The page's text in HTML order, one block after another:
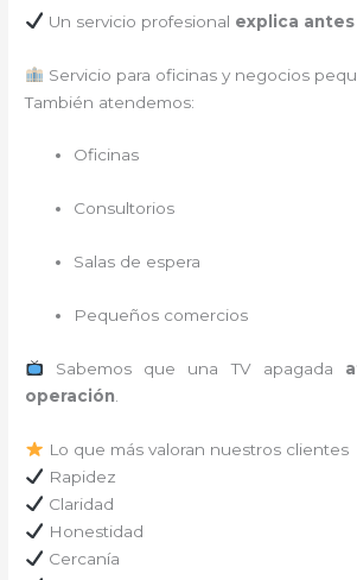
Un servicio profesional explica
Servicio para oficinas y negocios
También atendemos:
Oficinas
Consultorios
Salas de espera
Pequeños comercios
Sabemos que una TV apagada
operación
Lo que más valoran nuestros clientes
Rapidez
Claridad
Honestidad
Cercanía